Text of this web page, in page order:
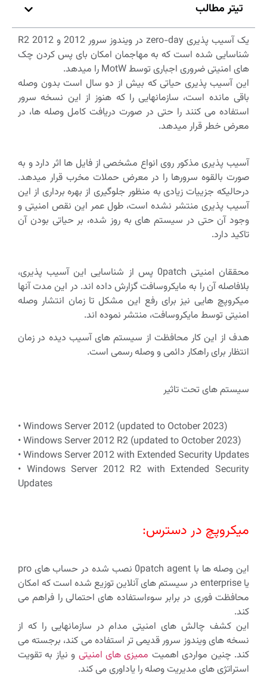
تیتر مطالب
یک آسیب پذیری zero-day در ویندوز سرور 2012 و 2012 R2
شناسایی شده است که به مهاجمان امکان بای پس کردن چک
های امنیتی ضروری اجباری توسط MotW را میدهد.
این آسیب پذیری حیاتی که بیش از دو سال است بدون وصله
باقی مانده است، سازمانهایی را که هنوز از این نسخه سرور
استفاده می کنند را حتی در صورت دریافت کامل وصله ها، در
معرض خطر قرار میدهد.
آسیب پذیری مذکور روی انواع مشخصی از فایل ها اثر دارد و به
صورت بالقوه سرورها را در معرض حملات مخرب قرار میدهد.
درحالیکه جزییات زیادی به منظور جلوگیری از بهره برداری از این
آسیب پذیری منتشر نشده است، طول عمر این نقص امنیتی و
وجود آن حتی در سیستم های به روز شده، بر حیاتی بودن آن
تاکید دارد.
محققان امنیتی 0patch پس از شناسایی این آسیب پذیری،
بلافاصله آن را به مایکروسافت گزارش داده اند. در این مدت آنها
میکروپچ هایی نیز برای رفع این مشکل تا زمان انتشار وصله
امنیتی توسط مایکروسافت، منتشر نموده اند.
هدف از این کار محافظت از سیستم های آسیب دیده در زمان
انتظار برای راهکار دائمی و وصله رسمی است.
سیستم های تحت تاثیر
• Windows Server 2012 (updated to October 2023)
• Windows Server 2012 R2 (updated to October 2023)
• Windows Server 2012 with Extended Security Updates
• Windows Server 2012 R2 with Extended Security
Updates
میکروپچ در دسترس:
این وصله ها با 0patch agent نصب شده در حساب های pro
یا enterprise در سیستم های آنلاین توزیع شده است که امکان
محافظت فوری در برابر سوءاستفاده های احتمالی را فراهم می
کند.
این کشف چالش های امنیتی مدام در سازمانهایی را که از
نسخه های ویندوز سرور قدیمی تر استفاده می کند، برجسته می
کند. چنین مواردی اهمیت ممیزی های امنیتی و نیاز به تقویت
استراتژی های مدیریت وصله را یاداوری می کند.